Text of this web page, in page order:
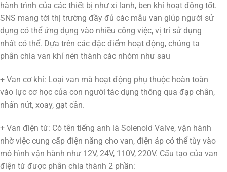
hành trình của các thiết bị như xi lanh, ben khí hoạt động tốt.
SNS mang tới thị trường đầy đủ các mẫu van giúp người sử
dụng có thể ứng dụng vào nhiều công việc, vị trí sử dụng
nhất có thể. Dựa trên các đặc điểm hoạt động, chúng ta
phân chia van khí nén thành các nhóm như sau
+ Van cơ khí: Loại van mà hoạt động phụ thuộc hoàn toàn
vào lực cơ học của con người tác dụng thông qua đạp chân,
nhấn nút, xoay, gạt cần.
+ Van điện từ: Có tên tiếng anh là Solenoid Valve, vận hành
nhờ việc cung cấp điện năng cho van, điện áp có thể tùy vào
mô hình vận hành như 12V, 24V, 110V, 220V. Cấu tạo của van
điện từ được phân chia thành 2 phần: